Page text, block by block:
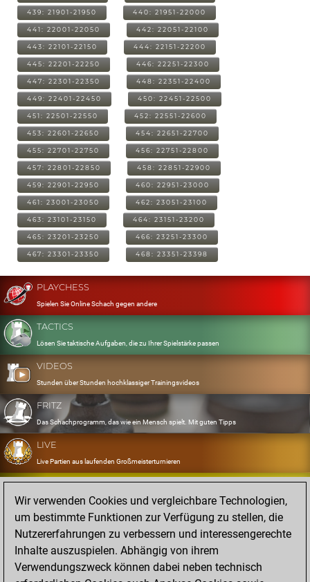
439: 21901-21950 440: 21951-22000
441: 22001-22050 442: 22051-22100
443: 22101-22150 444: 22151-22200
445: 22201-22250 446: 22251-22300
447: 22301-22350 448: 22351-22400
449: 22401-22450 450: 22451-22500
451: 22501-22550 452: 22551-22600
453: 22601-22650 454: 22651-22700
455: 22701-22750 456: 22751-22800
457: 22801-22850 458: 22851-22900
459: 22901-22950 460: 22951-23000
461: 23001-23050 462: 23051-23100
463: 23101-23150 464: 23151-23200
465: 23201-23250 466: 23251-23300
467: 23301-23350 468: 23351-23398
PLAYCHESS
Spielen Sie Online Schach gegen andere
TACTICS
Lösen Sie taktische Aufgaben, die zu Ihrer Spielstärke passen
VIDEOS
Stunden über Stunden hochklassiger Trainingsvideos
FRITZ
Das Schachprogramm, das wie ein Mensch spielt. Mit guten Tipps
LIVE
Live Partien aus laufenden Großmeisterturnieren
OPENINGS
Erfassen und Üben Sie Ihr Eröffnungsrepertoire
DATABASE
Acht Millionen starke Partien
MYGAMES
Speichern und analysieren Sie eigene Partien in der Cloud
Wir verwenden Cookies und vergleichbare Technologien,
um bestimmte Funktionen zur Verfügung zu stellen, die
Nutzererfahrungen zu verbessern und interessengerechte
Inhalte auszuspielen. Abhängig von ihrem
Verwendungszweck können dabei neben technisch